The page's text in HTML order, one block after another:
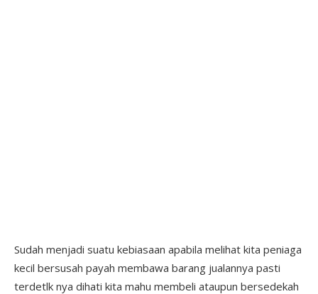
Sudah menjadi suatu kebiasaan apabila melihat kita peniaga
kecil bersusah payah membawa barang jualannya pasti
terdetlk nya dihati kita mahu membeli ataupun bersedekah